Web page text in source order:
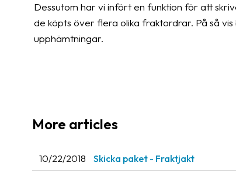
Dessutom har vi infört en funktion för att
de köpts över flera olika fraktordrar. På så
upphämtningar.
More articles
10/22/2018 Skicka paket - Fraktjakt